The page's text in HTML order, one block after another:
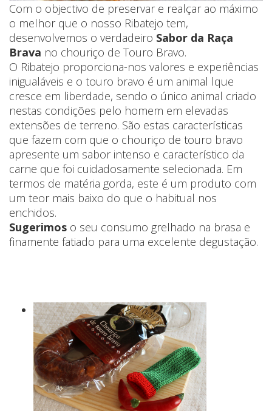
Com o objectivo de preservar e realçar ao máximo
o melhor que o nosso Ribatejo tem,
desenvolvemos o verdadeiro Sabor da Raça
Brava no chouriço de Touro Bravo.
O Ribatejo proporciona-nos valores e experiências
inigualáveis e o touro bravo é um animal lque
cresce em liberdade, sendo o único animal criado
nestas condições pelo homem em elevadas
extensões de terreno. São estas características
que fazem com que o chouriço de touro bravo
apresente um sabor intenso e característico da
carne que foi cuidadosamente selecionada. Em
termos de matéria gorda, este é um produto com
um teor mais baixo do que o habitual nos
enchidos.
Sugerimos o seu consumo grelhado na brasa e
finamente fatiado para uma excelente degustação.